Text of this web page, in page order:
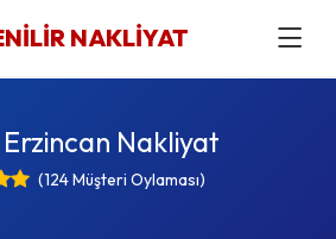
NAKLİYAT
Nakliyat
(124 Müşteri Oylaması)